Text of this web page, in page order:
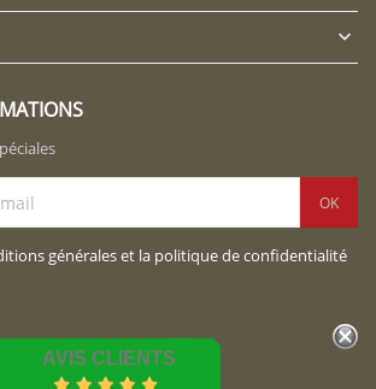

générales et la politique de confidentialité
AVIS CLIENTS